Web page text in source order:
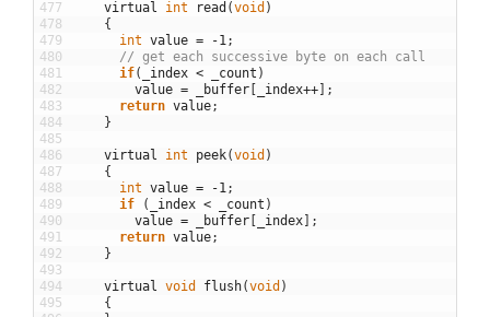
477
478
479
480
481
482
483
484
485
486
487
488
489
490
491
492
493
494
495
virtual int read (void )
{
int value = -1;
// get each successive byte on each call
if( _index < _count )
value = _buffer _index++
;
return value;
}
virtual int peek(void )
{
int value = -1;
if
( _index < _count )
value = _buffer _index
;
return value;
}
virtual void flush(void )
{